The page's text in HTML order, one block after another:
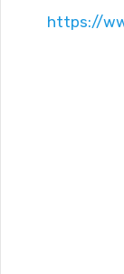
https://